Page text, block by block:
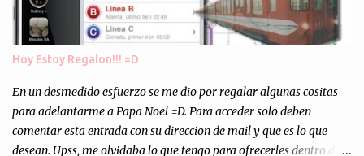
que los comentarios los dejo en sus manos...
Hoy Estoy Regalon!!! =D
En un desmedido esfuerzo se me dio por regalar algunas cositas
para adelantarme a Papa Noel =D. Para acceder solo deben
comentar esta entrada con su direccion de mail y que es lo que
desean. Upss, me olvidaba lo que tengo para ofrecerles dentro de